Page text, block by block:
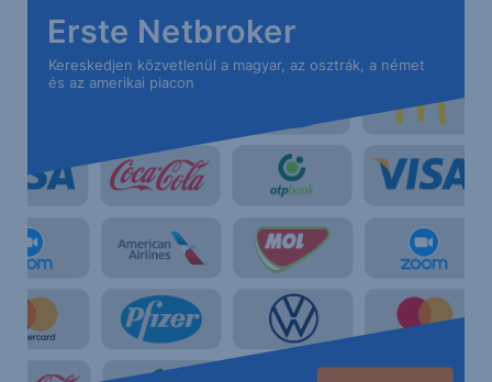
Erste Netbroker
Kereskedjen közvetlenül a magyar, az osztrák, a német
és az amerikai piacon